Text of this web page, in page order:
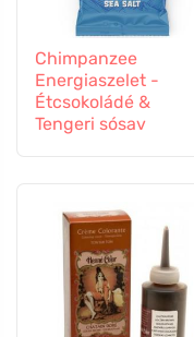
Chimpanzee
Energiaszelet -
Étcsokoládé &
Tengeri sósav